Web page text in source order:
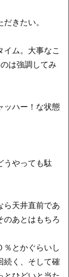
きたい。
ム。大事なこ
は強調してみ
ッハー！な状態
うやっても駄
ら天井直前であ
のあとはもちろ
％とかぐらいし
続く、そして確